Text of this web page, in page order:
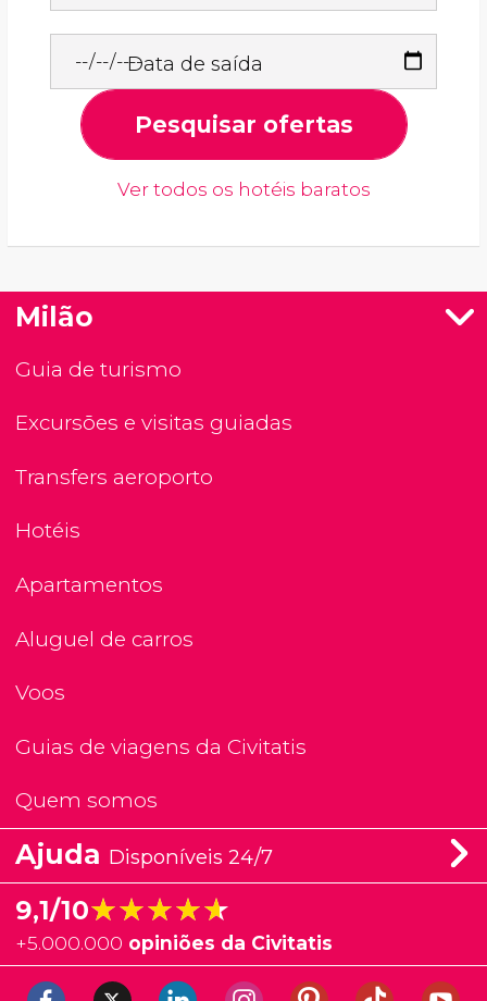
Data de saída
Pesquisar ofertas
Ver todos os hotéis baratos
Milão
Guia de turismo
Excursões e visitas guiadas
Transfers aeroporto
Hotéis
Apartamentos
Aluguel de carros
Voos
Guias de viagens da Civitatis
Quem somos
Ajuda Disponíveis 24/7
9,1/10★★★★★
★★★★★
+5.000.000 opiniões da Civitatis